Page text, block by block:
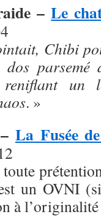
–Le
Chibi
parsemé
reniflant un
. »
La Fusée
un OVNI
à